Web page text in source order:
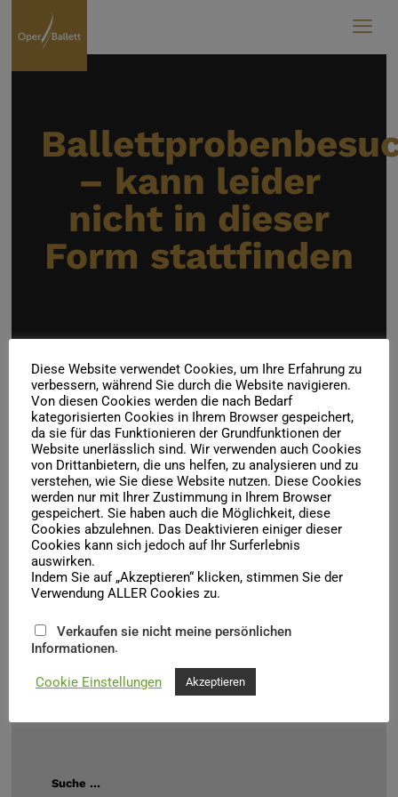
– kann leider
nicht in dieser
Form stattfinden
BALLETTPROBENBESUCH IM
BALLETTSAAL ZU „ICH …“,
BALLETT VON JOHAN PLAITANO
Bitte beachte Sie die per Mail erhaltene Mitteilung von
unseren Ballettdirektor.
Kontakt
Suche …
Diese Website verwendet Cookies, um Ihre Erfahrung zu
verbessern, während Sie durch die Website navigieren.
Von diesen Cookies werden die nach Bedarf
kategorisierten Cookies in Ihrem Browser gespeichert,
da sie für das Funktionieren der Grundfunktionen der
Website unerlässlich sind. Wir verwenden auch Cookies
von Drittanbietern, die uns helfen, zu analysieren und zu
verstehen, wie Sie diese Website nutzen. Diese Cookies
werden nur mit Ihrer Zustimmung in Ihrem Browser
gespeichert. Sie haben auch die Möglichkeit, diese
Cookies abzulehnen. Das Deaktivieren einiger dieser
Cookies kann sich jedoch auf Ihr Surferlebnis
auswirken.
Indem Sie auf „Akzeptieren“ klicken, stimmen Sie der
Verwendung ALLER Cookies zu.
Verkaufen sie nicht meine persönlichen
Informationen.
Cookie Einstellungen Akzeptieren